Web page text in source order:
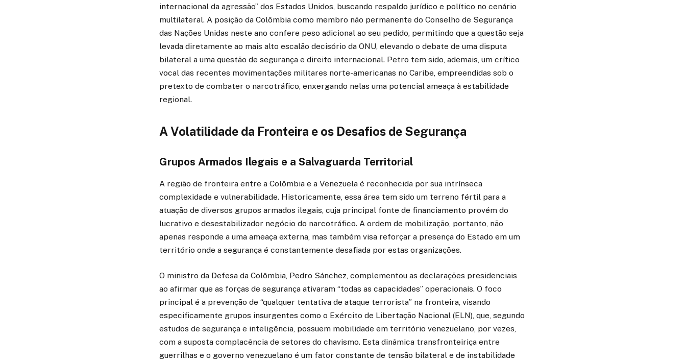
internacional da agressão” dos Estados Unidos, buscando respaldo jurídico e político no cenário
multilateral. A posição da Colômbia como membro não permanente do Conselho de Segurança
das Nações Unidas neste ano confere peso adicional ao seu pedido, permitindo que a questão seja
levada diretamente ao mais alto escalão decisório da ONU, elevando o debate de uma disputa
bilateral a uma questão de segurança e direito internacional. Petro tem sido, ademais, um crítico
vocal das recentes movimentações militares norte-americanas no Caribe, empreendidas sob o
pretexto de combater o narcotráfico, enxergando nelas uma potencial ameaça à estabilidade
regional.
A Volatilidade da Fronteira e os Desafios de Segurança
Grupos Armados Ilegais e a Salvaguarda Territorial
A região de fronteira entre a Colômbia e a Venezuela é reconhecida por sua intrínseca
complexidade e vulnerabilidade. Historicamente, essa área tem sido um terreno fértil para a
atuação de diversos grupos armados ilegais, cuja principal fonte de financiamento provém do
lucrativo e desestabilizador negócio do narcotráfico. A ordem de mobilização, portanto, não
apenas responde a uma ameaça externa, mas também visa reforçar a presença do Estado em um
território onde a segurança é constantemente desafiada por estas organizações.
O ministro da Defesa da Colômbia, Pedro Sánchez, complementou as declarações presidenciais
ao afirmar que as forças de segurança ativaram “todas as capacidades” operacionais. O foco
principal é a prevenção de “qualquer tentativa de ataque terrorista” na fronteira, visando
especificamente grupos insurgentes como o Exército de Libertação Nacional (ELN), que, segundo
estudos de segurança e inteligência, possuem mobilidade em território venezuelano, por vezes,
com a suposta complacência de setores do chavismo. Esta dinâmica transfronteiriça entre
guerrilhas e o governo venezuelano é um fator constante de tensão bilateral e de instabilidade